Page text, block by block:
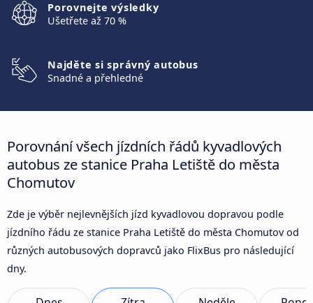
Porovnejte výsledky
Ušetřete až 70 %
Najděte si správný autobus
Snadné a přehledné
Porovnání všech jízdních řádů kyvadlových
autobus ze stanice Praha Letiště do města
Chomutov
Zde je výběr nejlevnějších jízd kyvadlovou dopravou podle
jízdního řádu ze stanice Praha Letiště do města Chomutov od
různých autobusových dopravců jako FlixBus pro následující
dny.